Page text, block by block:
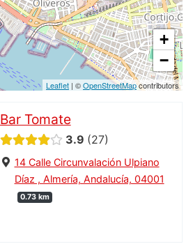
Bar Tomate
3.9 27
14 Calle Circunvalación Ulpiano
Díaz , Almería, Andalucía, 04001
0.73 km
+
−
Leaflet | ©OpenStreetMapcontributors